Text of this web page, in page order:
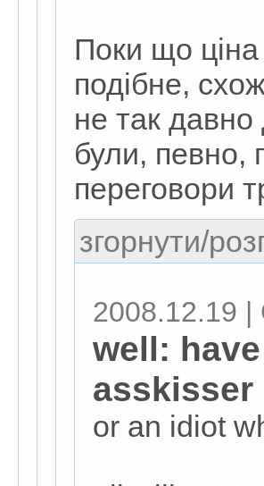
Поки що
подібне,
не так
були, певно,
переговори
згорнути/
2008.12.19 |
well:
asskisser
or an idiot